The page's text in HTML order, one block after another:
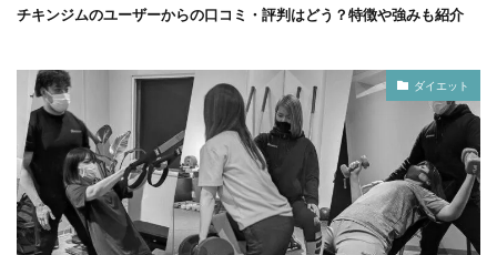
チキンジムのユーザーからの口コミ・評判はどう？特徴や強みも紹介
ダイエット